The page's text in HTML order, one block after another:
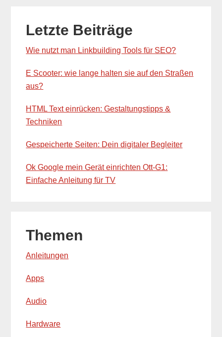
Sidebar
Letzte Beiträge
Wie nutzt man Linkbuilding Tools für SEO?
E Scooter: wie lange halten sie auf den Straßen
aus?
HTML Text einrücken: Gestaltungstipps &
Techniken
Gespeicherte Seiten: Dein digitaler Begleiter
Ok Google mein Gerät einrichten Ott-G1:
Einfache Anleitung für TV
Themen
Anleitungen
Apps
Audio
Hardware